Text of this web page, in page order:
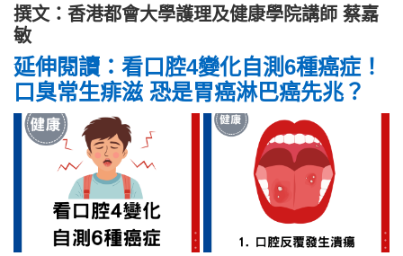
撰文：香港都會大學護理及健康學院講師 蔡嘉
敏
延伸閱讀：看口腔4變化自測6種癌症！
口臭常生痱滋 恐是胃癌淋巴癌先兆？